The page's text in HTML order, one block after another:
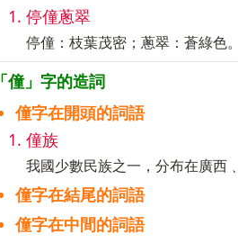
停僮蔥翠
停僮：枝葉茂密；蔥翠：蒼綠色
「僮」字的造詞
僮字在開頭的詞語
僮族
我國少數民族之一，分布在廣西
僮字在結尾的詞語
僮字在中間的詞語